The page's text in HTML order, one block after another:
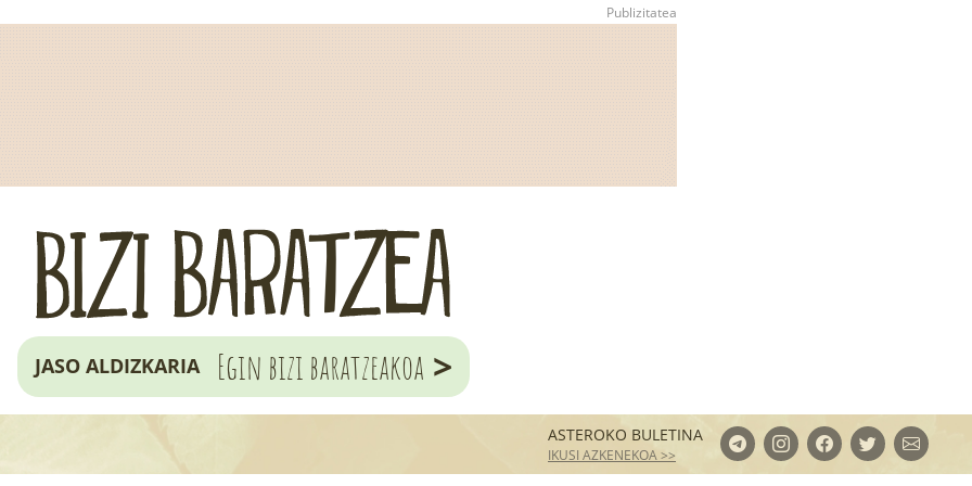
JASO ALDIZKARIA Egin bizi baratzeakoa >
ASTEROKO BULETINA
IKUSI AZKENEKOA >>